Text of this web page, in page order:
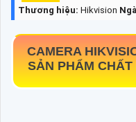
Thương hiệu: Hikvision
CAMERA
SẢN PHẨM